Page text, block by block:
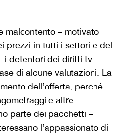
malcontento – motivato
prezzi in tutti i settori e del
i detentori dei diritti tv
di alcune valutazioni. La
dell’offerta, perché
e altre
parte dei pacchetti –
l’appassionato di